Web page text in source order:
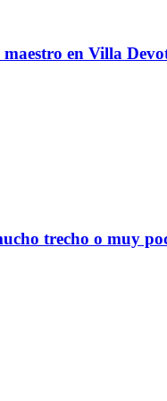
en Villa
trecho o muy